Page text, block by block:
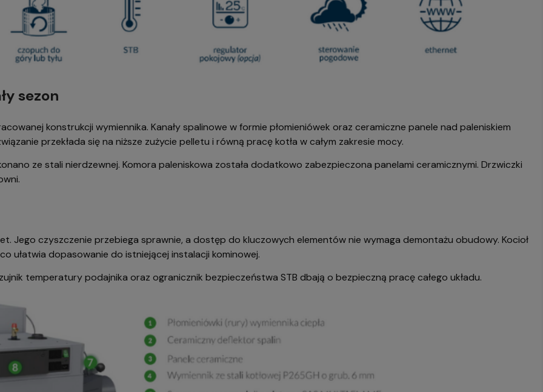
sezon
konstrukcji wymiennika. Kanały spalinowe w formie płomieniówek oraz ceramiczne panele nad paleniskiem
przekłada się na niższe zużycie pelletu i równą pracę kotła w całym zakresie mocy.
ze stali nierdzewnej. Komora paleniskowa została dodatkowo zabezpieczona panelami ceramicznymi. Drzwiczki
Jego czyszczenie przebiega sprawnie, a dostęp do kluczowych elementów nie wymaga demontażu obudowy. Kocioł
ułatwia dopasowanie do istniejącej instalacji kominowej.
temperatury podajnika oraz ogranicznik bezpieczeństwa STB dbają o bezpieczną pracę całego układu.